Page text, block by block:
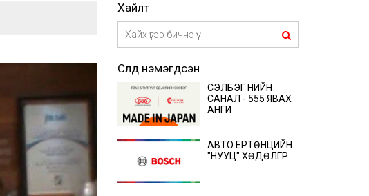
Хайлт
Сүүлд нэмэгдсэн
СЭЛБЭГ ҮНИЙН
САНАЛ - 555 ЯВАХ
АНГИ
АВТО ЕРТӨНЦИЙН
"НУУЦ" ХӨДӨЛГҮҮР